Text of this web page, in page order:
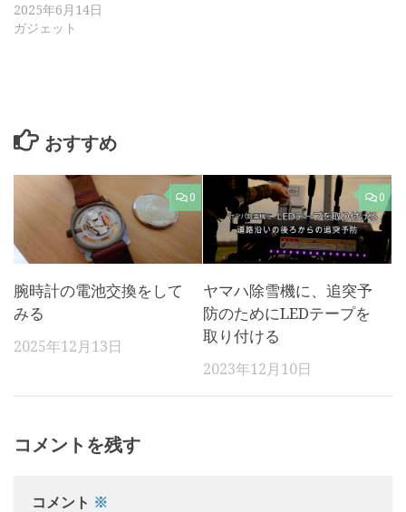
2025年6月14日
ガジェット
おすすめ
0
腕時計の電池交換をして
みる
2025年12月13日
0
ヤマハ除雪機に、追突予
防のためにLEDテープを
取り付ける
2023年12月10日
コメントを残す
コメント ※